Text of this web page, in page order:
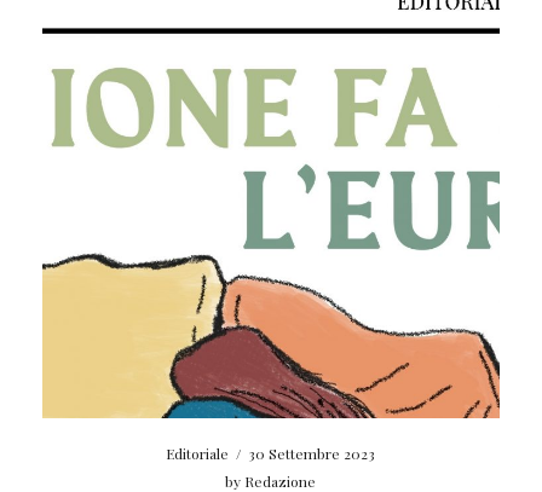
Editoriale / 30 Settembre 2023
by Redazione